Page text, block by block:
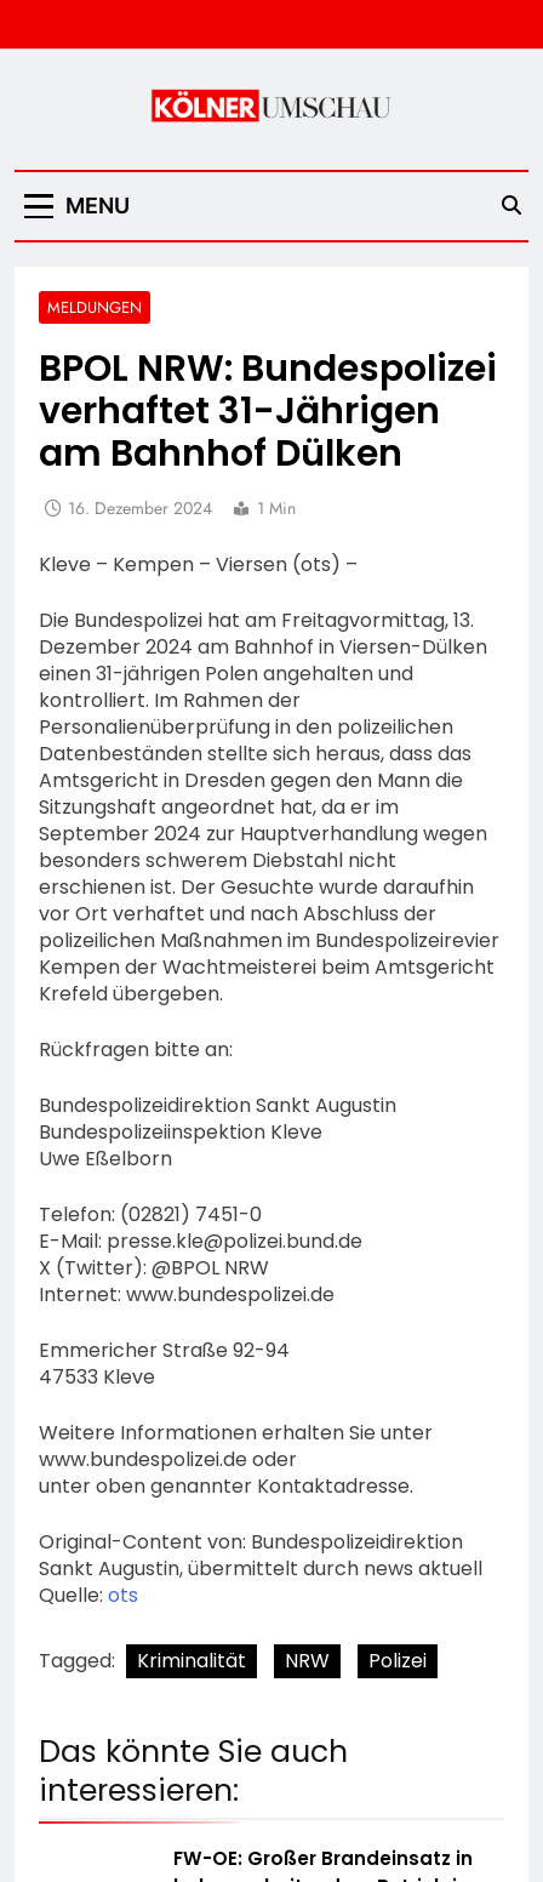
to
Kölner Umschau
MENU
MELDUNGEN
BPOL NRW: Bundespolizei
verhaftet 31-Jährigen
am Bahnhof Dülken
16. Dezember 2024 1 Min
Kleve – Kempen – Viersen (ots) –
Die Bundespolizei hat am Freitagvormittag, 13.
Dezember 2024 am Bahnhof in Viersen-Dülken
einen 31-jährigen Polen angehalten und
kontrolliert. Im Rahmen der
Personalienüberprüfung in den polizeilichen
Datenbeständen stellte sich heraus, dass das
Amtsgericht in Dresden gegen den Mann die
Sitzungshaft angeordnet hat, da er im
September 2024 zur Hauptverhandlung wegen
besonders schwerem Diebstahl nicht
erschienen ist. Der Gesuchte wurde daraufhin
vor Ort verhaftet und nach Abschluss der
polizeilichen Maßnahmen im Bundespolizeirevier
Kempen der Wachtmeisterei beim Amtsgericht
Krefeld übergeben.
Rückfragen bitte an:
Bundespolizeidirektion Sankt Augustin
Bundespolizeiinspektion Kleve
Uwe Eßelborn
Telefon: (02821) 7451-0
E-Mail: presse.kle@polizei.bund.de
X (Twitter): @BPOL NRW
Internet: www.bundespolizei.de
Emmericher Straße 92-94
47533 Kleve
Weitere Informationen erhalten Sie unter
www.bundespolizei.de oder
unter oben genannter Kontaktadresse.
Original-Content von: Bundespolizeidirektion
Sankt Augustin, übermittelt durch news aktuell
Quelle: ots
Tagged: Kriminalität NRW Polizei
Das könnte Sie auch
interessieren:
FW-OE: Großer Brandeinsatz in